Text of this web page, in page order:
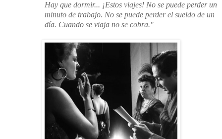
Hay que dormir... ¡Estos viajes! No se puede perder un
minuto de trabajo. No se puede perder el sueldo de un
día. Cuando se viaja no se cobra."